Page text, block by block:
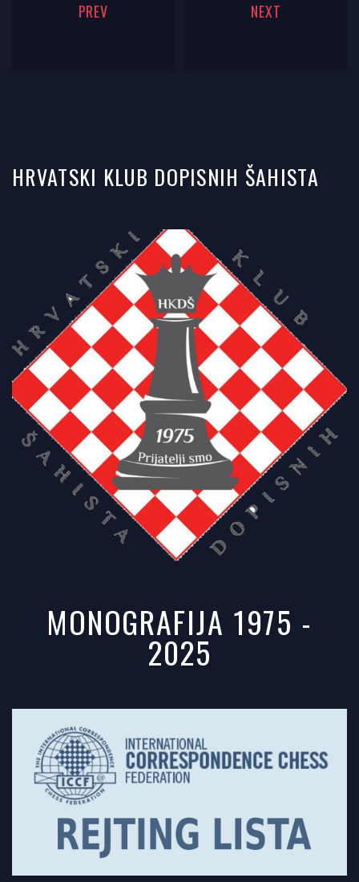
PREV NEXT
HRVATSKI KLUB DOPISNIH ŠAHISTA
MONOGRAFIJA 1975 -
2025